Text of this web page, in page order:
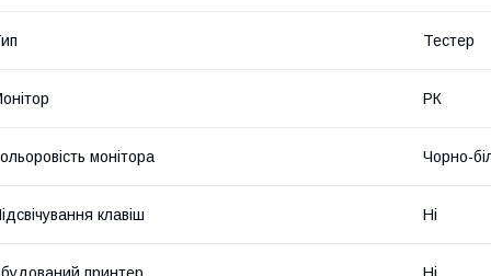
Тестер
РК
монітора Чорно-
клавіш Ні